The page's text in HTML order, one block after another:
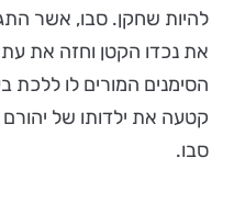
להיות שחקן. סבו, אשר
את נכדו הקטן וחזה את
הסימנים המורים לו ללכת
קטעה את ילדותו של יהורם
סבו.